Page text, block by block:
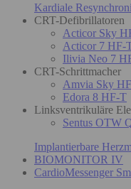
Kardiale
CRT-Defibrillatoren
Acticor Sky
Acticor 7 HF-
Ilivia Neo 7
CRT-Schrittmacher
Amvia Sky
Edora 8 HF-T
Linksventrikuläre
Sentus OTW
Implantierbare
BIOMONITOR IV
CardioMessenger